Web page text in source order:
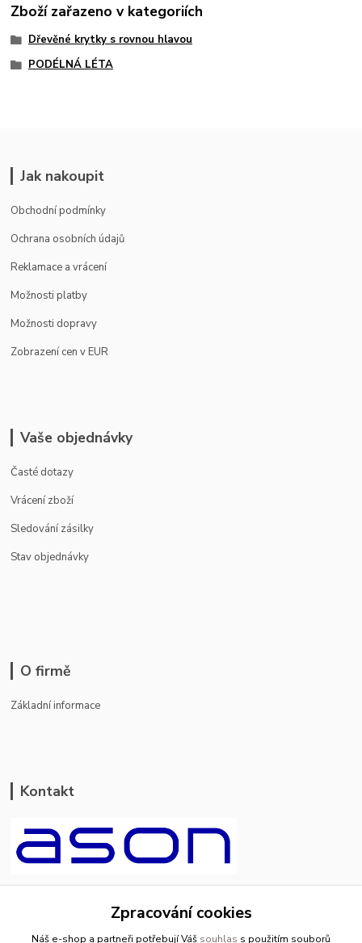
Zboží zařazeno v kategoriích
Dřevěné krytky s rovnou hlavou
PODÉLNÁ LÉTA
Jak nakoupit
Obchodní podmínky
Ochrana osobních údajů
Reklamace a vrácení
Možnosti platby
Možnosti dopravy
Zobrazení cen v EUR
Vaše objednávky
Časté dotazy
Vrácení zboží
Sledování zásilky
Stav objednávky
O firmě
Základní informace
Kontakt
+420 799 500 769
Zpracování cookies
Náš e-shop a partneři potřebují Váš souhlas s použitím souborů